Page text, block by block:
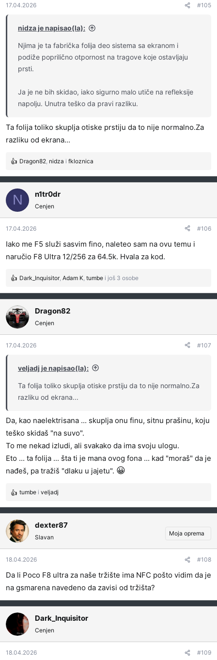
n
17.04.2026 #105
nidza je napisao(la):
Njima je ta fabrička folija deo sistema sa ekranom i
podiže poprilično otpornost na tragove koje ostavljaju
prsti.
Ja je ne bih skidao, iako sigurno malo utiče na refleksije
napolju. Unutra teško da pravi razliku.
Ta folija toliko skuplja otiske prstiju da to nije normalno.Za
razliku od ekrana...
R
a
g
v
a
n
a
:
Dragon82 nidza i fkloznica
N n1tr0dr
Cenjen
17.04.2026 #106
Iako me F5 služi sasvim fino, naleteo sam na ovu temu i
naručio F8 Ultra 12/256 za 64.5k. Hvala za kod.
R
a
g
o
v
a
n
Dark_Inquisitor, Adam K tumbe i još 3 osobe
Dragon82
Cenjen
17.04.2026 #107
veljadj je napisao(la):
Ta folija toliko skuplja otiske prstiju da to nije normalno.Za
razliku od ekrana...
Da, kao naelektrisana ... skuplja onu finu, sitnu prašinu, koju
teško skidaš "na suvo".
To me nekad izludi, ali svakako da ima svoju ulogu.
Eto ... ta folija ... šta ti je mana ovog fona ... kad "moraš" da je
nađeš, pa tražiš "dlaku u jajetu". 😀
R
e
a
g
o
v
a
n
a
:
tumbe i veljadj
dexter87
Slavan
Moja oprema
18.04.2026 #108
Da li Poco F8 ultra za naše tržište ima NFC pošto vidim da je
na gsmarena navedeno da zavisi od tržišta?
Dark_Inquisitor
Cenjen
18.04.2026 #109